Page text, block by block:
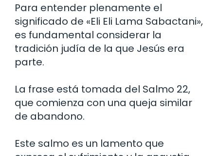
Para entender plenamente el
significado de «Eli Eli Lama Sabactani»,
es fundamental considerar la
tradición judía de la que Jesús era
parte.
La frase está tomada del Salmo 22,
que comienza con una queja similar
de abandono.
Este salmo es un lamento que